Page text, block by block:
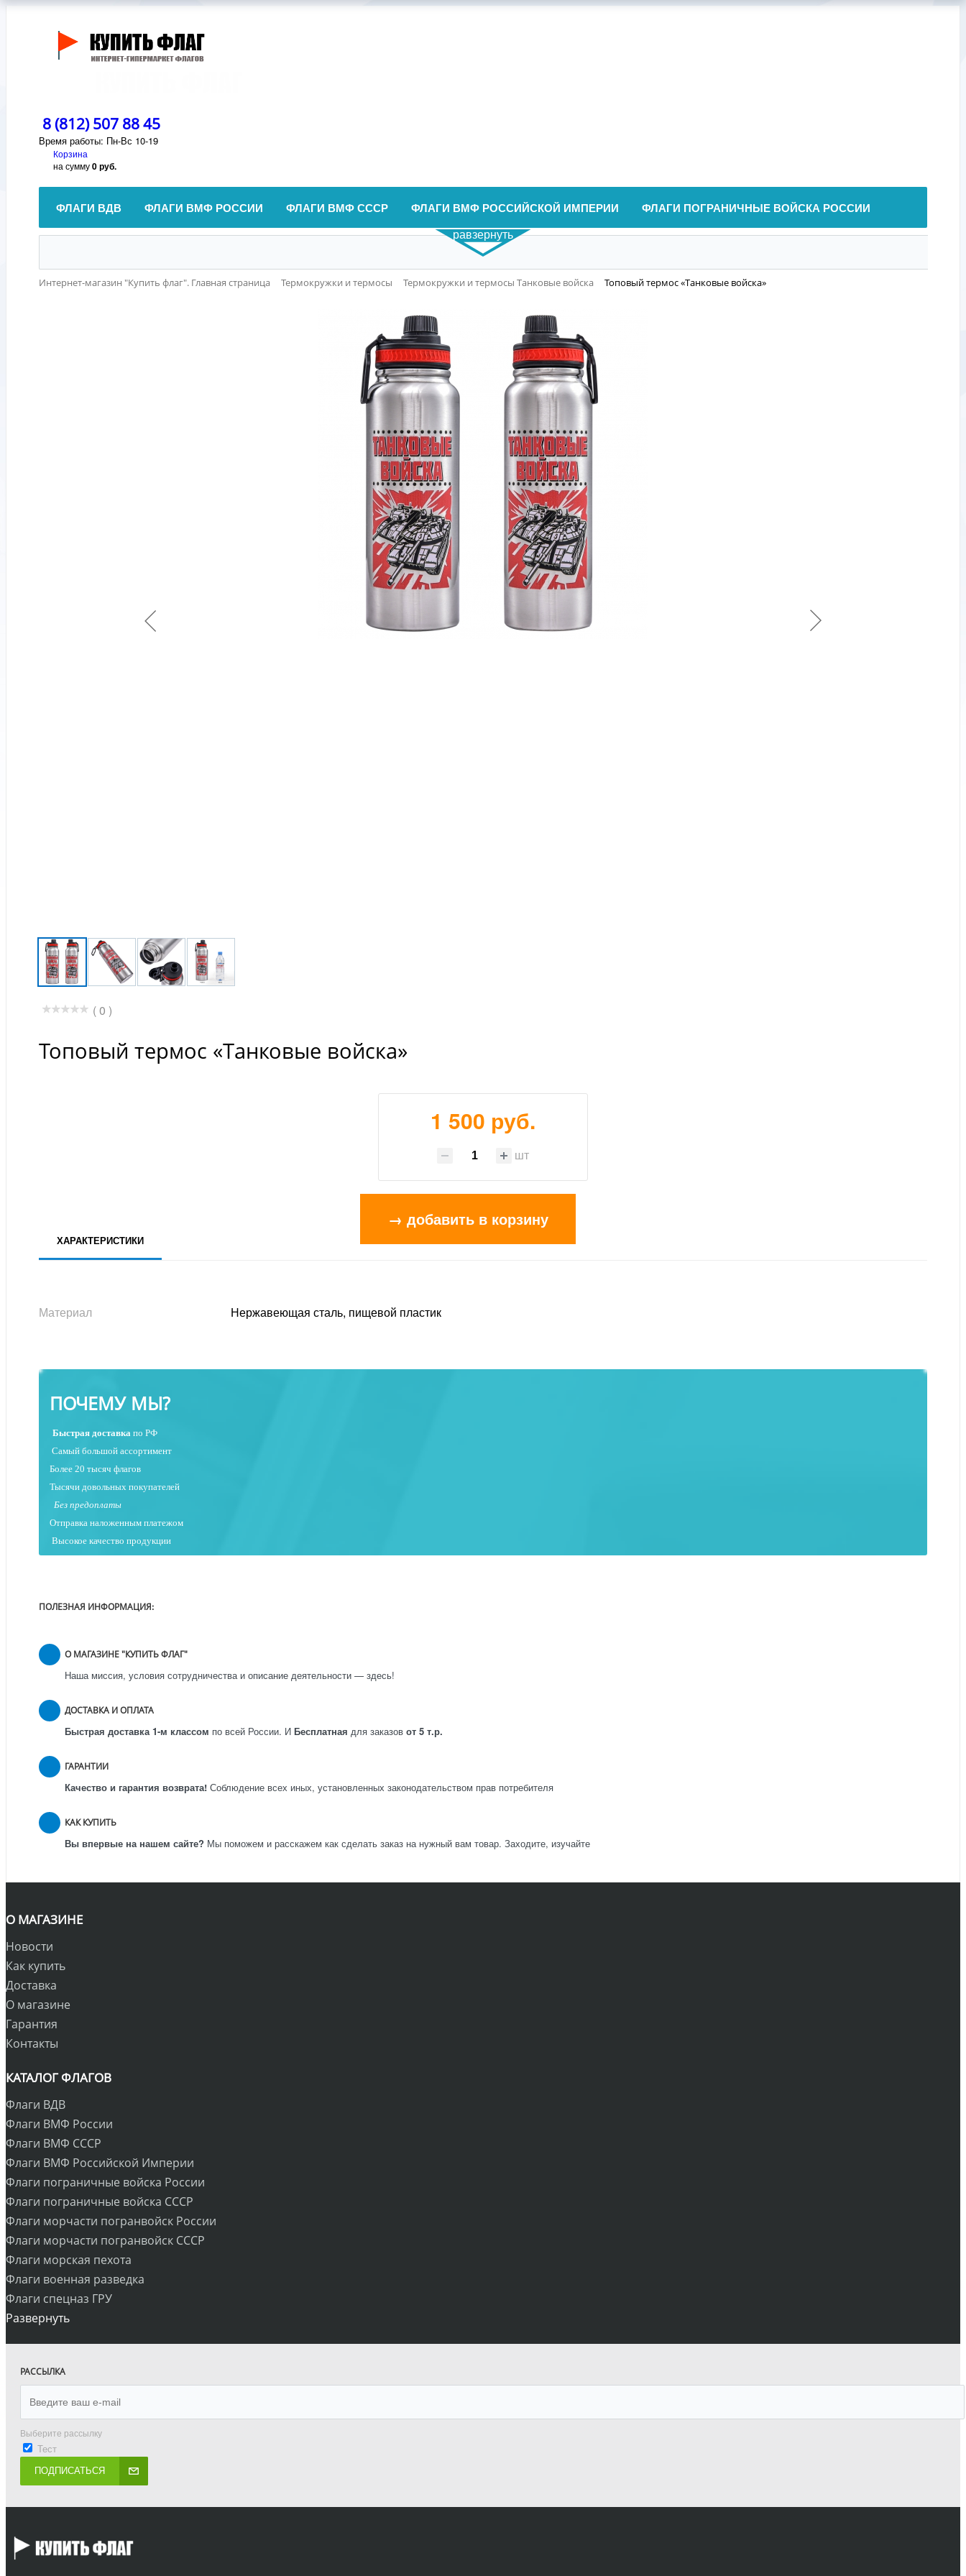
8 (812) 507 88 45
Время работы: Пн-Вс 10-19
Корзина
на сумму0 руб.
ФЛАГИ ВДВ ФЛАГИ ВМФ РОССИИ ФЛАГИ ВМФ СССР ФЛАГИ ВМФ РОССИЙСКОЙ ИМПЕРИИ ФЛАГИ ПОГРАНИЧНЫЕ ВОЙСКА РОССИИ
равзернуть
Интернет-магазин "Купить флаг". Главная страница Термокружки и термосы Термокружки и термосы Танковые войска Топовый термос «Танковые войска»
( 0 )
Топовый термос «Танковые войска»
1 500 руб.
шт
→ добавить в корзину
ХАРАКТЕРИСТИКИ
Материал Нержавеющая сталь, пищевой пластик
ПОЧЕМУ МЫ?
Быстрая доставка по РФ
Самый большой ассортимент
Более 20 тысяч флагов
Тысячи довольных покупателей
Без предоплаты
Отправка наложенным платежом
Высокое качество продукции
ПОЛЕЗНАЯ ИНФОРМАЦИЯ:
О МАГАЗИНЕ "КУПИТЬ ФЛАГ"
Наша миссия, условия сотрудничества и описание деятельности — здесь!
ДОСТАВКА И ОПЛАТА
Быстрая доставка 1-м классом по всей России. И Бесплатная для заказов от 5 т.р.
ГАРАНТИИ
Качество и гарантия возврата! Соблюдение всех иных, установленных законодательством прав потребителя
КАК КУПИТЬ
Вы впервые на нашем сайте? Мы поможем и расскажем как сделать заказ на нужный вам товар. Заходите, изучайте
О МАГАЗИНЕ
Новости
Как купить
Доставка
О магазине
Гарантия
Контакты
КАТАЛОГ ФЛАГОВ
Флаги ВДВ
Флаги ВМФ России
Флаги ВМФ СССР
Флаги ВМФ Российской Империи
Флаги пограничные войска России
Флаги пограничные войска СССР
Флаги морчасти погранвойск России
Флаги морчасти погранвойск СССР
Флаги морская пехота
Флаги военная разведка
Флаги спецназ ГРУ
Развернуть
РАССЫЛКА
Выберите рассылку
Тест
ПОДПИСАТЬСЯ